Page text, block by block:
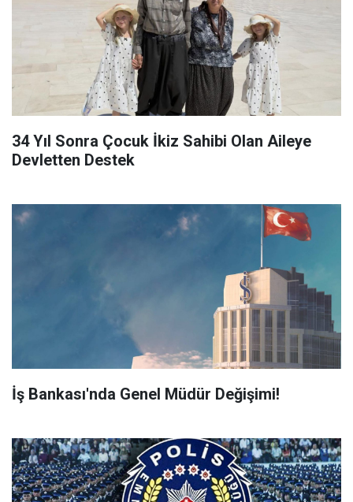
34 Yıl Sonra Çocuk İkiz Sahibi Olan Aileye
Devletten Destek
İş Bankası'nda Genel Müdür Değişimi!